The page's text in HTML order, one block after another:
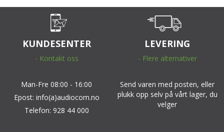
(MK2/L359)
KUNDESENTER
- Kontakt oss
Man-Fre 08:00 - 16:00
Epost: info(a)audiocom.no
Telefon: 928 44 000
LEVERING
- Flere alternativer
Send varen med posten, eller
plukk opp selv på vårt lager, du
velger